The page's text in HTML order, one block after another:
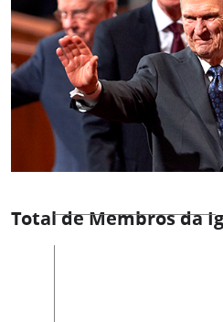
Total de Membros da